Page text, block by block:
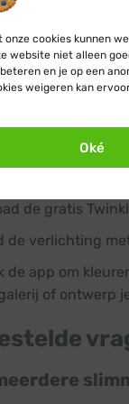
onze cookies kunnen
website niet alleen
en je op een
weigeren kan
Oké
mogelijkheden
:
en lichtpatronen.
met
de
lichtsnoer in je
de gratis
de verlichting
de app om
of ontwerp